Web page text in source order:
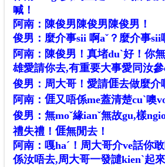
喊！
阿南：陳俊男陳俊男陳俊男！
俊男：麼介事sii 啊aˇ？麼介事sii
阿南：陳俊男！真堵duˋ好！你
雄愛請你去,有重要大事愛同汝參
俊男：周大哥！愛請𠊎去做麼介
阿南：𠊎又唔係me蓋清楚cuˋ噢
俊男：無moˇ緣ianˇ無故gu,樣
禮失禮！𠊎無閒去！
阿南：嘎haˊ！周大哥介ve話你
係汝唔去,周大哥一發譴kienˋ起